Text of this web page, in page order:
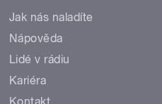
Jak nás naladíte
Nápověda
Lidé v rádiu
Kariéra